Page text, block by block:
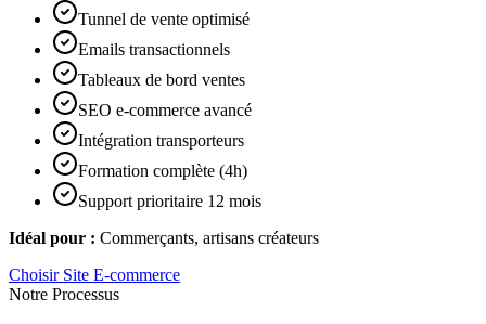
Tunnel de vente optimisé
Emails transactionnels
Tableaux de bord ventes
SEO e-commerce avancé
Intégration transporteurs
Formation complète (4h)
Support prioritaire 12 mois
Idéal pour : Commerçants, artisans créateurs
Choisir Site E-commerce
Notre Processus